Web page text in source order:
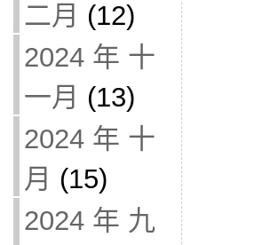
二月 (12)
2024 年 十
一月 (13)
2024 年 十
月 (15)
2024 年 九